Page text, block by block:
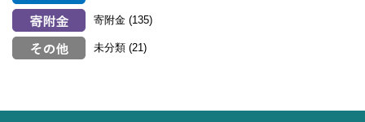
寄附金 (135)
未分類 (21)